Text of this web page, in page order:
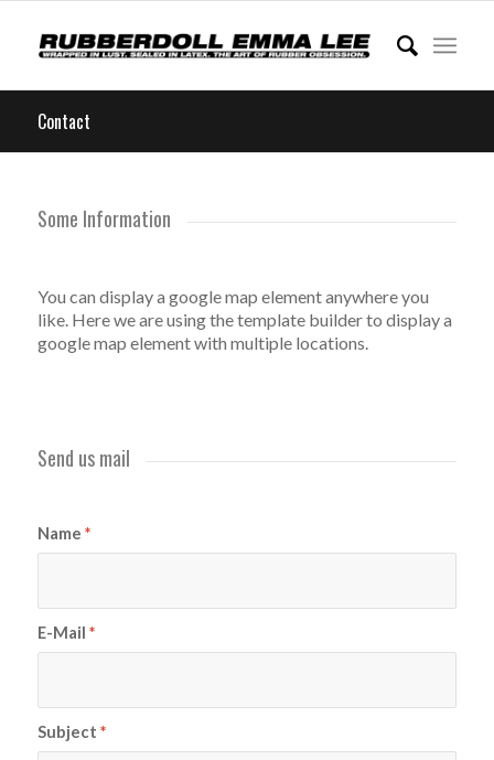
Contact
Some Information
You can display a google map element anywhere you
like. Here we are using the template builder to display a
google map element with multiple locations.
Send us mail
Name *
E-Mail *
Subject *